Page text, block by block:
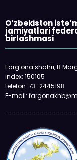
O‘zbekiston
jamiyatlari
birlashmasi
Farg‘ona shahri,
index: 150105
telefon: 73-2445198
E-mail: